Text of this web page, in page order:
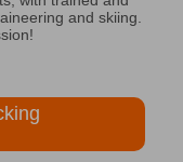
and skiing.